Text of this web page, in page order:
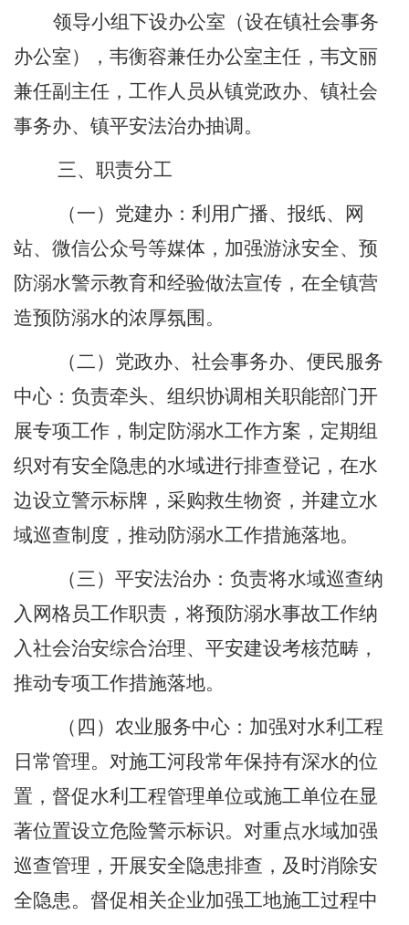
领导小组下设办公室（设在镇社会事务
办公室）， 韦衡容兼任办公室主任， 韦文丽
兼任副主任，工作人员从镇党政办、 镇社会
事务办、镇平安法治办抽调。
三、职责分工
（一） 党建办 ：利用广播、报纸、网
站、微信公众号等媒体，加强游泳安全、预
防溺水警示教育和经验做法宣传，在全镇营
造预防溺水的浓厚氛围。
（二） 党政办、 社会事务办、便民服务
中心 ：负责牵头、组织协调相关职能部门开
展专项工作，制定防溺水工作方案，定期组
织对有安全隐患的水域进行排查登记，在水
边设立警示标牌， 采购救生物资， 并建立水
域巡查制度 ， 推动防溺水工作措施落地。
（三） 平安法治办：负责将水域巡查纳
入网格员工作职责，将预防溺水事故工作纳
入社会治安综合治理、平安建设考核范畴，
推动专项工作措施落地。
（ 四 ） 农业服务中心 ：加强对水利工程
日常管理。对施工河段常年保持有深水的位
置，督促水利工程管理单位或施工单位在显
著位置设立危险警示标识。对重点水域加强
巡查管理，开展安全隐患排查，及时消除安
全隐患。督促相关企业加强工地施工过程中